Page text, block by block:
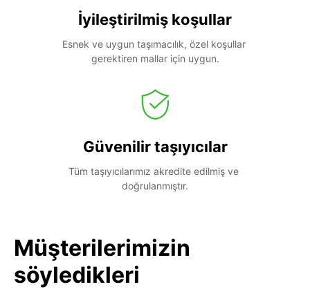
İyileştirilmiş koşullar
Esnek ve uygun taşımacılık, özel koşullar
gerektiren mallar için uygun.
Güvenilir taşıyıcılar
Tüm taşıyıcılarımız akredite edilmiş ve
doğrulanmıştır.
Müşterilerimizin
söyledikleri